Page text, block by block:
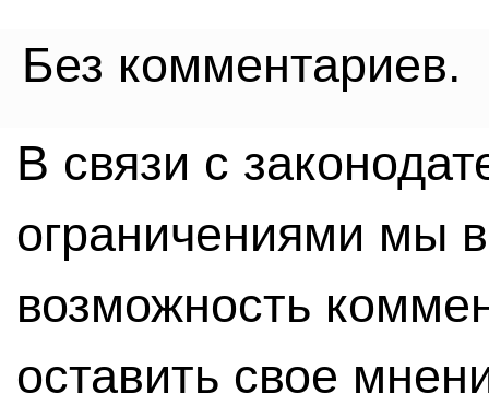
Без комментариев.
В связи с
ограничениями мы
возможность
оставить свое